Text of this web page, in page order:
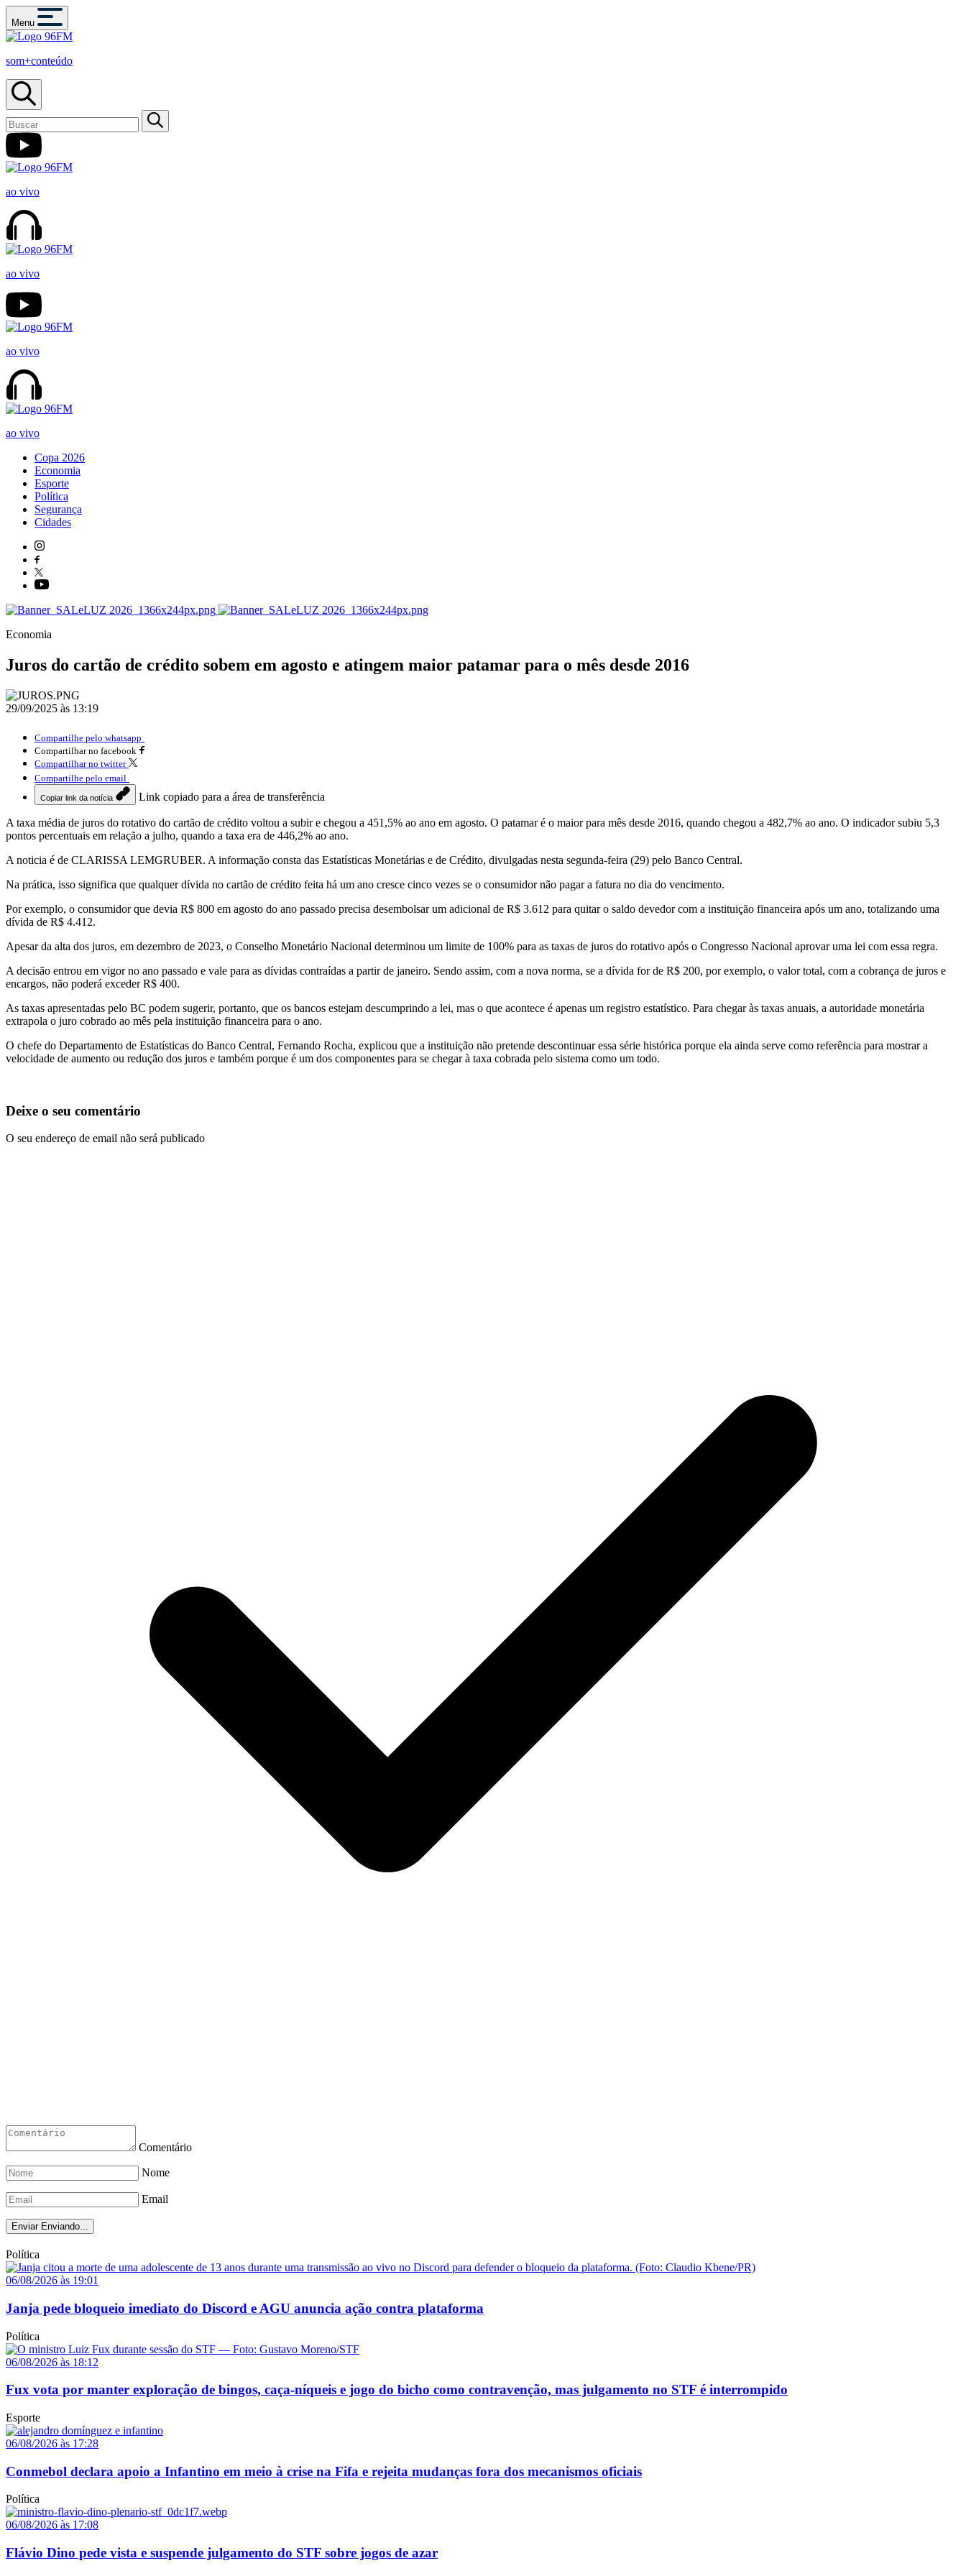
Menu
som+conteúdo
ao vivo
ao vivo
ao vivo
ao vivo
Copa 2026
Economia
Esporte
Política
Segurança
Cidades
Economia
Juros do cartão de crédito sobem em agosto e atingem maior patamar para o mês desde 2016
29/09/2025 às 13:19
Compartilhe pelo whatsapp
Compartilhar no facebook
Compartilhar no twitter
Compartilhe pelo email
Copiar link da notícia Link copiado para a área de transferência
A taxa média de juros do rotativo do cartão de crédito voltou a subir e chegou a 451,5% ao ano em agosto. O patamar é o maior para mês desde 2016, quando chegou a 482,7% ao ano. O indicador subiu 5,3
pontos percentuais em relação a julho, quando a taxa era de 446,2% ao ano.
A noticia é de CLARISSA LEMGRUBER. A informação consta das Estatísticas Monetárias e de Crédito, divulgadas nesta segunda-feira (29) pelo Banco Central.
Na prática, isso significa que qualquer dívida no cartão de crédito feita há um ano cresce cinco vezes se o consumidor não pagar a fatura no dia do vencimento.
Por exemplo, o consumidor que devia R$ 800 em agosto do ano passado precisa desembolsar um adicional de R$ 3.612 para quitar o saldo devedor com a instituição financeira após um ano, totalizando uma
dívida de R$ 4.412.
Apesar da alta dos juros, em dezembro de 2023, o Conselho Monetário Nacional determinou um limite de 100% para as taxas de juros do rotativo após o Congresso Nacional aprovar uma lei com essa regra.
A decisão entrou em vigor no ano passado e vale para as dívidas contraídas a partir de janeiro. Sendo assim, com a nova norma, se a dívida for de R$ 200, por exemplo, o valor total, com a cobrança de juros e
encargos, não poderá exceder R$ 400.
As taxas apresentadas pelo BC podem sugerir, portanto, que os bancos estejam descumprindo a lei, mas o que acontece é apenas um registro estatístico. Para chegar às taxas anuais, a autoridade monetária
extrapola o juro cobrado ao mês pela instituição financeira para o ano.
O chefe do Departamento de Estatísticas do Banco Central, Fernando Rocha, explicou que a instituição não pretende descontinuar essa série histórica porque ela ainda serve como referência para mostrar a
velocidade de aumento ou redução dos juros e também porque é um dos componentes para se chegar à taxa cobrada pelo sistema como um todo.
Deixe o seu comentário
O seu endereço de email não será publicado
Comentário
Nome
Email
Enviar Enviando...
Política
06/08/2026 às 19:01
Janja pede bloqueio imediato do Discord e AGU anuncia ação contra plataforma
Política
06/08/2026 às 18:12
Fux vota por manter exploração de bingos, caça-níqueis e jogo do bicho como contravenção, mas julgamento no STF é interrompido
Esporte
06/08/2026 às 17:28
Conmebol declara apoio a Infantino em meio à crise na Fifa e rejeita mudanças fora dos mecanismos oficiais
Política
06/08/2026 às 17:08
Flávio Dino pede vista e suspende julgamento do STF sobre jogos de azar